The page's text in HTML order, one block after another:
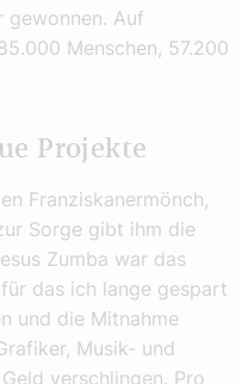
Auf
Menschen, 57.200
Projekte
Franziskanermönch,
Sorge gibt ihm die
Zumba war das
das ich lange gespart
und die Mitnahme
Musik- und
verschlingen. Pro